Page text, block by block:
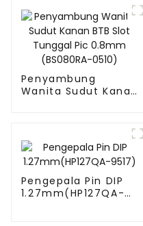
Penyambung
Wanita Sudut Kanan
Pengepala Pin DIP
1.27mm(HP127QA-